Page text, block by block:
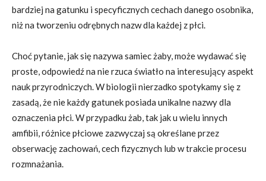
bardziej na gatunku i specyficznych cechach danego osobnika,
niż na tworzeniu odrębnych nazw dla każdej z płci.
Choć pytanie, jak się nazywa samiec żaby, może wydawać się
proste, odpowiedź na nie rzuca światło na interesujący aspekt
nauk przyrodniczych. W biologii nierzadko spotykamy się z
zasadą, że nie każdy gatunek posiada unikalne nazwy dla
oznaczenia płci. W przypadku żab, tak jak u wielu innych
amfibii, różnice płciowe zazwyczaj są określane przez
obserwację zachowań, cech fizycznych lub w trakcie procesu
rozmnażania.